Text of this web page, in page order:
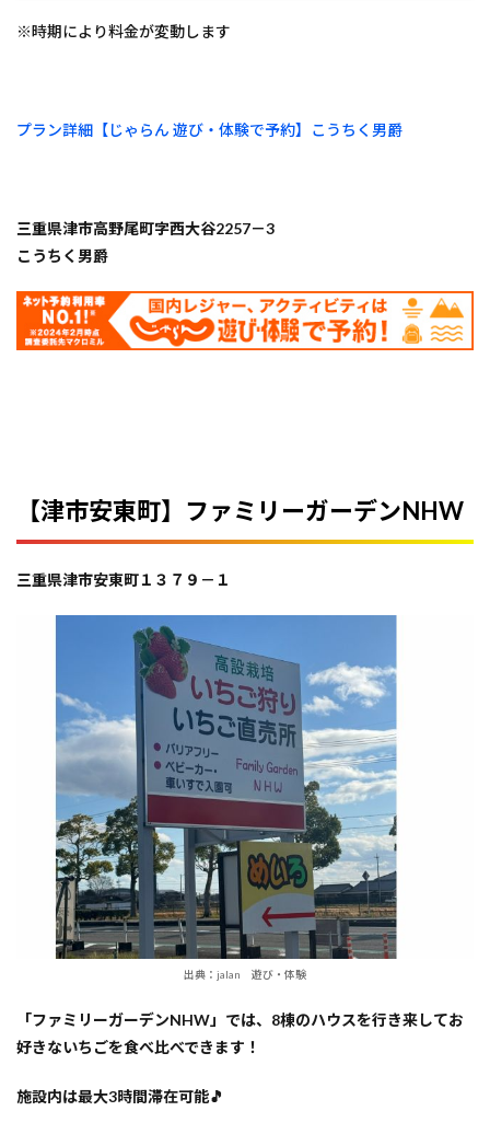
※時期により料金が変動します
プラン詳細【じゃらん 遊び・体験で予約】こうちく男爵
三重県津市高野尾町字西大谷2257－3
こうちく男爵
【津市安東町】ファミリーガーデンNHW
三重県津市安東町１３７９－１
出典：jalan 遊び・体験
「ファミリーガーデンNHW」では、8棟のハウスを行き来してお
好きないちごを食べ比べできます！
施設内は最大3時間滞在可能🎵